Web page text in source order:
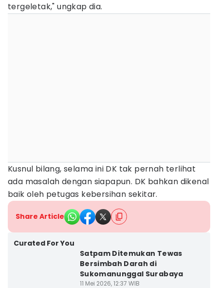
tergeletak," ungkap dia.
Kusnul bilang, selama ini DK tak pernah terlihat
ada masalah dengan siapapun. DK bahkan dikenal
baik oleh petugas kebersihan sekitar.
Share Article
Curated For You
Satpam Ditemukan Tewas
Bersimbah Darah di
Sukomanunggal Surabaya
11 Mei 2026, 12:37 WIB